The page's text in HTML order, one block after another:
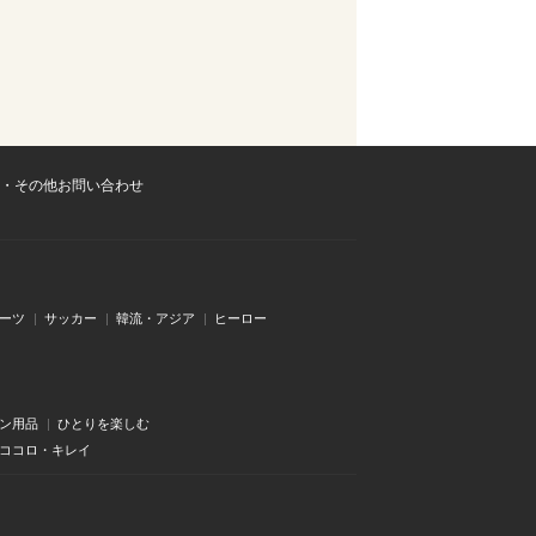
その他お問い合わせ
ツ サッカー 韓流・アジア ヒーロー
用品
ひとりを楽しむ
コロ・キレイ